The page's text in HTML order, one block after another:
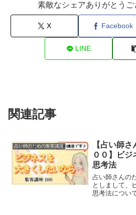
素敵なシェアありがとうご
X Facebook
LINE
関連記事
占い師のための集客講座
【占い師
００】ビジ
思考法
占い師さんの
としまして、
思考法につい